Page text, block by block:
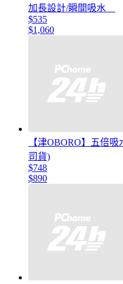
加長設計/瞬間吸水
$535
$1,060
【津OBORO】五倍
司貨)
$748
$890